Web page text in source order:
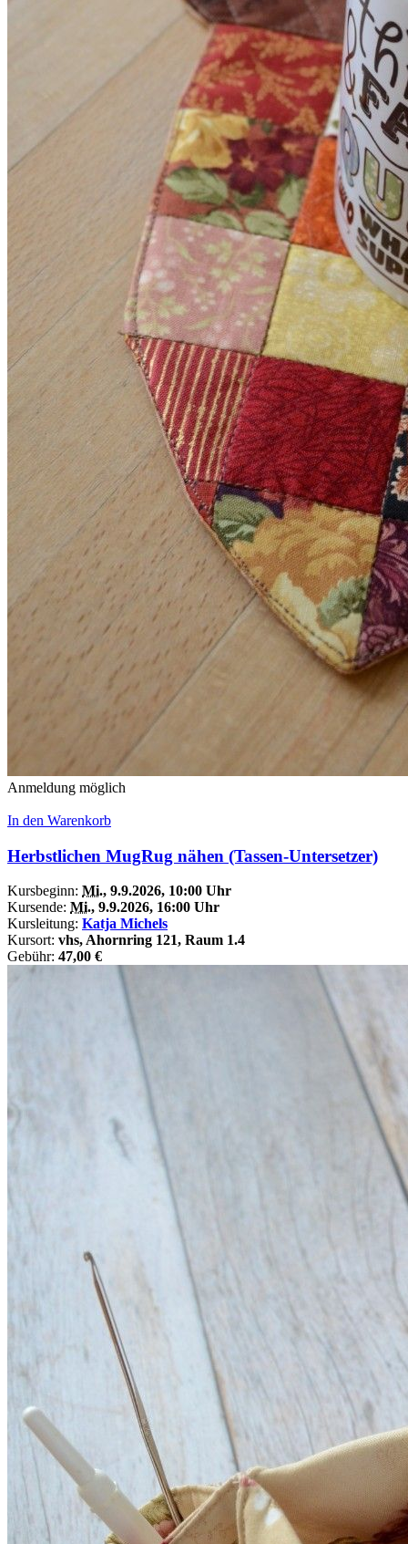
Anmeldung möglich
In den Warenkorb
Herbstlichen MugRug nähen (Tassen-Untersetzer)
Kursbeginn: Mi., 9.9.2026, 10:00 Uhr
Kursende: Mi., 9.9.2026, 16:00 Uhr
Kursleitung: Katja Michels
Kursort: vhs, Ahornring 121, Raum 1.4
Gebühr: 47,00 €